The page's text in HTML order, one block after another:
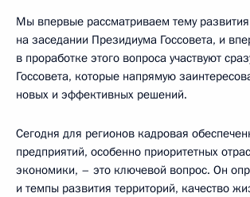
Мы впервые рассматриваем тему
на заседании Президиума Госсовета, и
в проработке этого вопроса участвуют
Госсовета, которые напрямую
новых и эффективных решений.
Сегодня для регионов кадровая
предприятий, особенно приоритетных
экономики, – это ключевой вопрос. Он
и темпы развития территорий, качество